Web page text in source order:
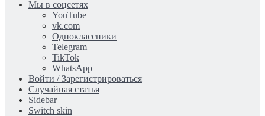
Мы в соцсетях
YouTube
vk.com
Одноклассники
Telegram
TikTok
WhatsApp
Войти / Зарегистрироваться
Случайная статья
Sidebar
Switch skin